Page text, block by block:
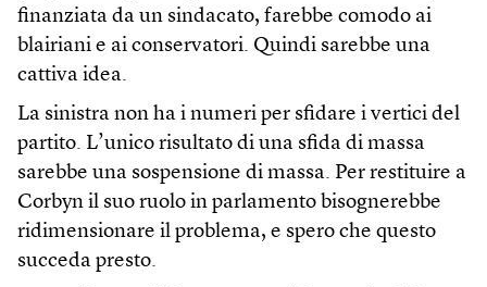
finanziata da un sindacato, farebbe comodo ai
blairiani e ai conservatori. Quindi sarebbe una
cattiva idea.
La sinistra non ha i numeri per sfidare i vertici del
partito. L’unico risultato di una sfida di massa
sarebbe una sospensione di massa. Per restituire a
Corbyn il suo ruolo in parlamento bisognerebbe
ridimensionare il problema, e spero che questo
succeda presto.